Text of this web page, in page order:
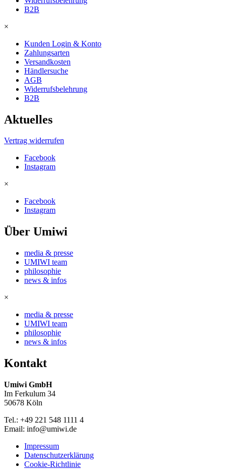
Dysfunktion
wird.
können
Viagra
ohne
Rezept
in
Schweiz
bestellen.
B2B
×
Kunden Login & Konto
Zahlungsarten
Versandkosten
Händlersuche
AGB
Widerrufsbelehrung
B2B
Aktuelles
Vertrag widerrufen
Facebook
Instagram
×
Facebook
Instagram
Über Umiwi
media & presse
UMIWI team
philosophie
news & infos
×
media & presse
UMIWI team
philosophie
news & infos
Kontakt
Umiwi GmbH
Im Ferkulum 34
50678 Köln
Tel.: +49 221 548 1111 4
Email: info@umiwi.de
Impressum
Datenschutzerklärung
Cookie-Richtlinie